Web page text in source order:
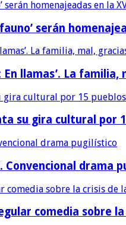
fauno’ serán
llamas’. La familia,
su gira cultural por
Convencional drama
comedia sobre